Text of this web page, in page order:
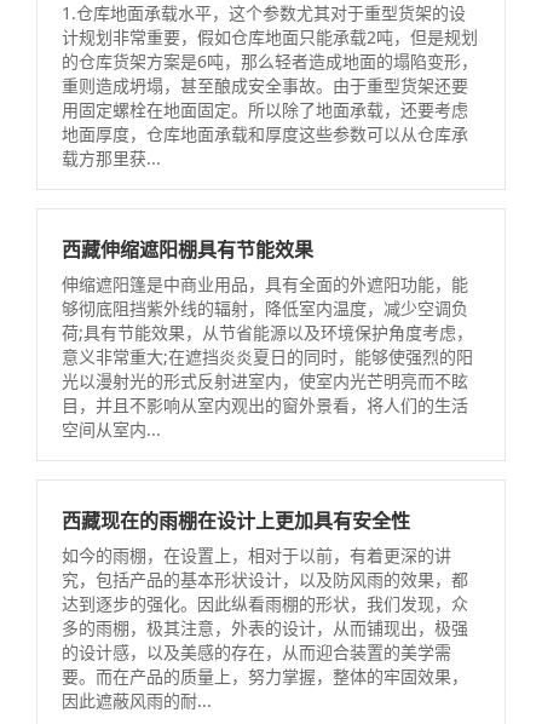
1.仓库地面承载水平，这个参数尤其对于重型货架的设
计规划非常重要，假如仓库地面只能承载2吨，但是规划
的仓库货架方案是6吨，那么轻者造成地面的塌陷变形，
重则造成坍塌，甚至酿成安全事故。由于重型货架还要
用固定螺栓在地面固定。所以除了地面承载，还要考虑
地面厚度，仓库地面承载和厚度这些参数可以从仓库承
载方那里获...
西藏伸缩遮阳棚具有节能效果
伸缩遮阳篷是中商业用品，具有全面的外遮阳功能，能
够彻底阻挡紫外线的辐射，降低室内温度，减少空调负
荷;具有节能效果，从节省能源以及环境保护角度考虑，
意义非常重大;在遮挡炎炎夏日的同时，能够使强烈的阳
光以漫射光的形式反射进室内，使室内光芒明亮而不眩
目，并且不影响从室内观出的窗外景看，将人们的生活
空间从室内...
西藏现在的雨棚在设计上更加具有安全性
如今的雨棚，在设置上，相对于以前，有着更深的讲
究，包括产品的基本形状设计，以及防风雨的效果，都
达到逐步的强化。因此纵看雨棚的形状，我们发现，众
多的雨棚，极其注意，外表的设计，从而铺现出，极强
的设计感，以及美感的存在，从而迎合装置的美学需
要。而在产品的质量上，努力掌握，整体的牢固效果，
因此遮蔽风雨的耐...